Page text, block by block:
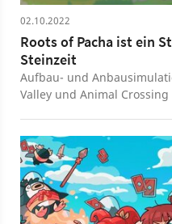
02.10.2022
Roots of Pacha ist ein
Steinzeit
Aufbau- und
Valley und Animal